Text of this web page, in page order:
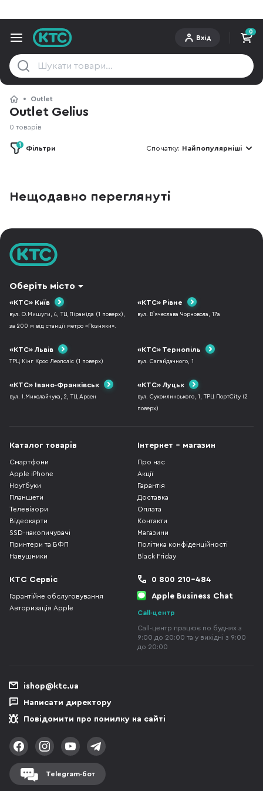
Вхід
0
Outlet
Outlet Gelius
0 товарів
Фільтри
1 Спочатку: Найпопулярніші
Нещодавно переглянуті
Оберіть місто
«КТС» Київ
вул. О.Мишуги, 4, ТЦ Піраміда (1 поверх),
за 200 м від станції метро «Позняки».
«КТС» Рівне
вул. В`ячеслава Чорновола, 17а
«КТС» Львів
ТРЦ Кінг Крос Леополіс (1 поверх)
«КТС» Тернопіль
вул. Сагайдачного, 1
«КТС» Івано-Франківськ
вул. І.Миколайчука, 2, ТЦ Арсен
«КТС» Луцьк
вул. Сухомлинського, 1, ТРЦ ПортCity (2
поверх)
Каталог товарів
Смартфони
Apple iPhone
Ноутбуки
Планшети
Телевізори
Відеокарти
SSD-накопичувачі
Принтери та БФП
Навушники
Інтернет - магазин
Про нас
Акції
Гарантія
Доставка
Оплата
Контакти
Магазини
Політика конфіденційності
Black Friday
КТС Сервіс
Гарантійне обслуговування
Авторизація Apple
0 800 210-484
Apple Business Chat
Call-центр
Call-центр працює по буднях з
9:00 до 20:00 та у вихідні з 9:00
до 20:00
ishop@ktc.ua
Написати директору
Повідомити про помилку на сайті
Telegram-бот